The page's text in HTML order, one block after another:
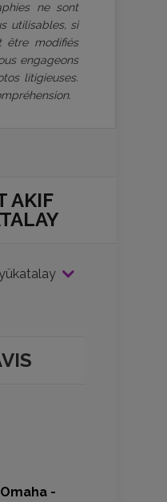
ne sont
utilisables, si
être modifiés
engageons
litigieuses.
AKIF
-